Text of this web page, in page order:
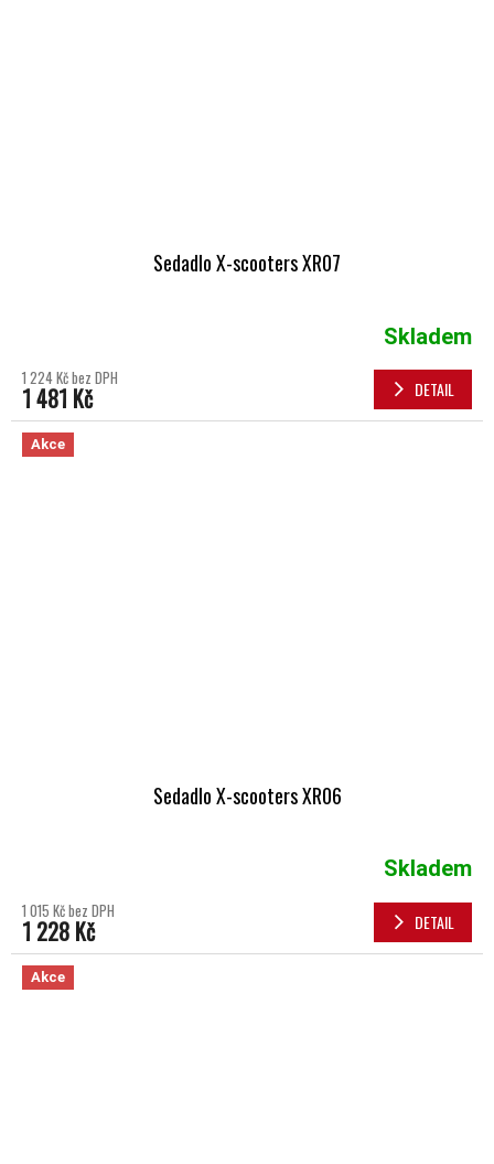
Sedadlo X-scooters XR07
Skladem
1 224 Kč bez DPH
1 481 Kč DETAIL
Akce
Sedadlo X-scooters XR06
Skladem
1 015 Kč bez DPH
1 228 Kč DETAIL
Akce